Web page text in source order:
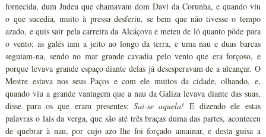
fornecida, dum Judeu que chamavam dom Davi da Corunha, e quando viu
o que sucedia, muito à pressa desferiu, se bem que não tivesse o tempo
azado, e quis sair pela carreira da Alcáçova e meteu de ló quanto pôde para
o vento; as galés iam a jeito ao longo da terra, e uma nau e duas barcas
seguiam-na, sendo no mar grande cavadia pelo vento que era forçoso, e
porque levava grande espaço diante delas já desesperavam de a alcançar. O
Mestre estava nos seus Paços e com ele muitos da cidade, olhando, e,
quando viu a grande vantagem que a nau da Galiza levava diante das suas,
disse para os que eram presentes:Sai-se aquela! E dizendo ele estas
palavras o lais da verga, que são até três braças duma das partes, aconteceu
de quebrar à nau, por cujo azo lhe foi forçado amainar, e desta guisa a